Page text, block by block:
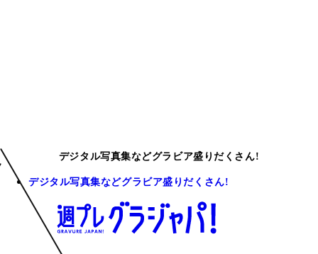
デジタル写真集などグラビア盛りだくさん!
デジタル写真集などグラビア盛りだくさん!